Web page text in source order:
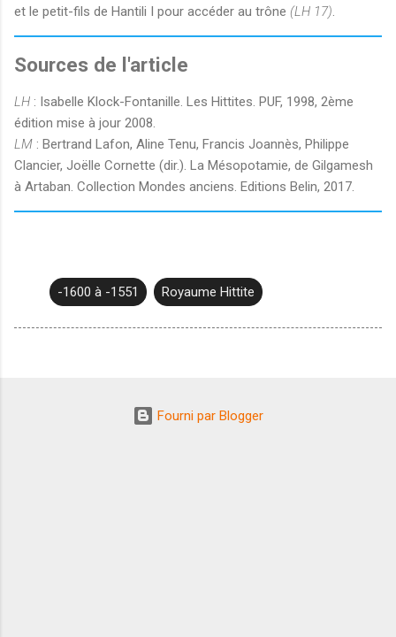
et le petit-fils de Hantili I pour accéder au trône (LH 17).
Sources de l'article
LH : Isabelle Klock-Fontanille. Les Hittites. PUF, 1998, 2ème
édition mise à jour 2008.
LM : Bertrand Lafon, Aline Tenu, Francis Joannès, Philippe
Clancier, Joëlle Cornette (dir.). La Mésopotamie, de Gilgamesh
à Artaban. Collection Mondes anciens. Editions Belin, 2017.
-1600 à -1551 Royaume Hittite
Fourni par Blogger